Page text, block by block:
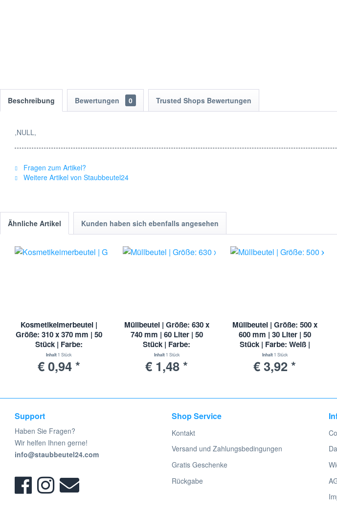
Beschreibung Bewertungen 0 Trusted Shops Bewertungen
,NULL,
Fragen zum Artikel?
Weitere Artikel von Staubbeutel24
Ähnliche Artikel Kunden haben sich ebenfalls angesehen
Kosmetikeimerbeutel |
Größe: 310 x 370 mm | 50
Stück | Farbe:
Transparent | HDPE
Kosmetikbeutel
Inhalt 1 Stück
€ 0,94 *
Müllbeutel | Größe: 630 x
740 mm | 60 Liter | 50
Stück | Farbe:
Transparent | HDPE
Inhalt 1 Stück
€ 1,48 *
Müllbeutel | Größe: 500 x
600 mm | 30 Liter | 50
Stück | Farbe: Weiß |
extra stark | LDPE
Inhalt 1 Stück
€ 3,92 *
Support
Haben Sie Fragen?
Wir helfen Ihnen gerne!
info@staubbeutel24.com
Shop Service
Kontakt
Versand und Zahlungsbedingungen
Gratis Geschenke
Rückgabe